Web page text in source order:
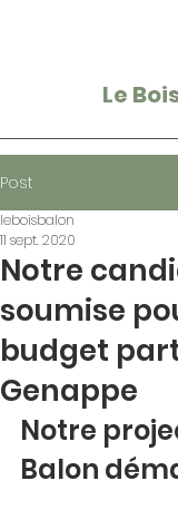
Le
Post
Notre
soumise
budget
Genappe
leboisbalon
11 sept. 2020
Notre
Balon